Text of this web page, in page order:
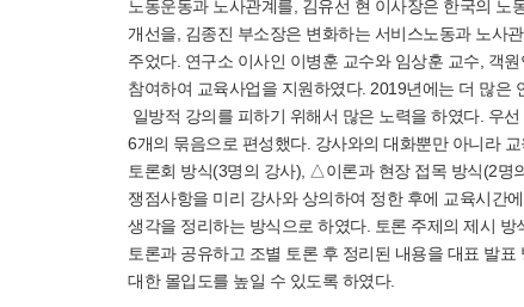
노동운동과 노사관계를, 김유선 현 이사장은 한국의
개선을, 김종진 부소장은 변화하는 서비스노동과 노사
주었다. 연구소 이사인 이병훈 교수와 임상훈 교수, 객
참여하여 교육사업을 지원하였다. 2019년에는 더 많은
일방적 강의를 피하기 위해서 많은 노력을 하였다. 우
6개의 묶음으로 편성했다. 강사와의 대화뿐만 아니라
토론회 방식(3명의 강사), △이론과 현장 접목 방식(2
쟁점사항을 미리 강사와 상의하여 정한 후에 교육시간
생각을 정리하는 방식으로 하였다. 토론 주제의 제시 방
토론과 공유하고 조별 토론 후 정리된 내용을 대표 발
대한 몰입도를 높일 수 있도록 하였다.